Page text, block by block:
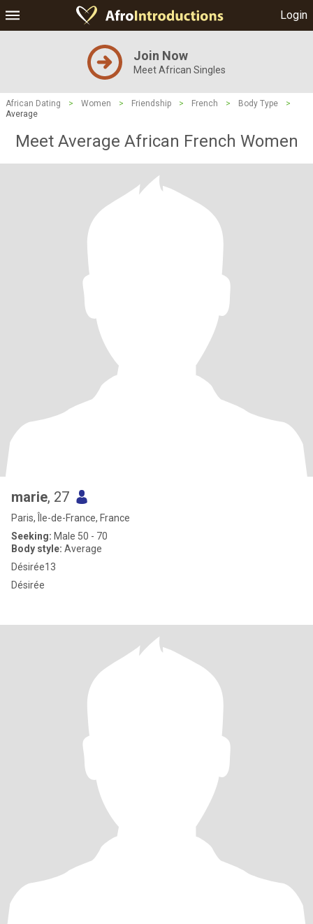
Login
Join Now
Meet African Singles
African Dating > Women > Friendship > French > Body Type
>
Average
Meet Average African French Women
marie, 27
Paris, Île-de-France, France
Seeking: Male 50 - 70
Body style: Average
Désirée13
Désirée